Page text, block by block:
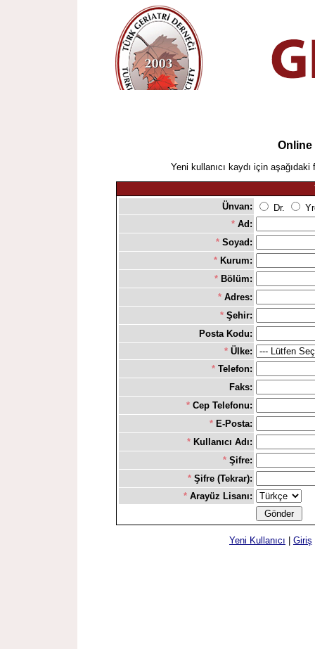
Online
Yeni kullanıcı kaydı için
Ünvan:
Dr.
* Ad:
* Soyad:
* Kurum:
* Bölüm:
* Adres:
* Şehir:
Posta Kodu:
* Ülke:
* Telefon:
Faks:
* Cep Telefonu:
* E-Posta:
* Kullanıcı Adı:
* Şifre:
* Şifre (Tekrar):
* Arayüz Lisanı:
Yeni Kullanıcı | Giriş